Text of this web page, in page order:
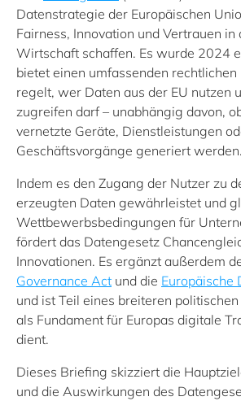
Datenstrategie der Europäischen
Fairness, Innovation und Vertrauen in
Wirtschaft schaffen. Es wurde 2024
bietet einen umfassenden rechtlichen
regelt, wer Daten aus der EU nutzen
zugreifen darf – unabhängig davon,
vernetzte Geräte, Dienstleistungen
Geschäftsvorgänge generiert werden.
Indem es den Zugang der Nutzer zu
erzeugten Daten gewährleistet und
Wettbewerbsbedingungen für
fördert das Datengesetz
Innovationen. Es ergänzt außerdem
Governance Act und die Europäische
und ist Teil eines breiteren
als Fundament für Europas digitale
dient.
Dieses Briefing skizziert die
und die Auswirkungen des